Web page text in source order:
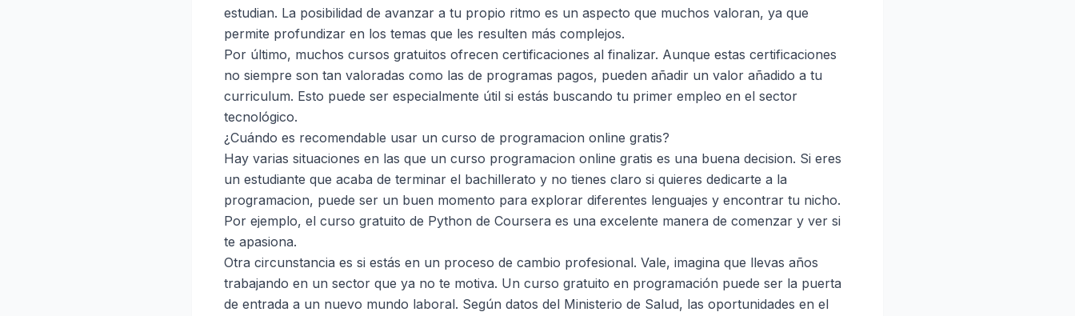
estudian. La posibilidad de avanzar a tu propio ritmo es un aspecto que muchos valoran, ya que
permite profundizar en los temas que les resulten más complejos.
Por último, muchos cursos gratuitos ofrecen certificaciones al finalizar. Aunque estas certificaciones
no siempre son tan valoradas como las de programas pagos, pueden añadir un valor añadido a tu
curriculum. Esto puede ser especialmente útil si estás buscando tu primer empleo en el sector
tecnológico.
¿Cuándo es recomendable usar un curso de programacion online gratis?
Hay varias situaciones en las que un curso programacion online gratis es una buena decision. Si eres
un estudiante que acaba de terminar el bachillerato y no tienes claro si quieres dedicarte a la
programacion, puede ser un buen momento para explorar diferentes lenguajes y encontrar tu nicho.
Por ejemplo, el curso gratuito de Python de Coursera es una excelente manera de comenzar y ver si
te apasiona.
Otra circunstancia es si estás en un proceso de cambio profesional. Vale, imagina que llevas años
trabajando en un sector que ya no te motiva. Un curso gratuito en programación puede ser la puerta
de entrada a un nuevo mundo laboral. Según datos del Ministerio de Salud, las oportunidades en el